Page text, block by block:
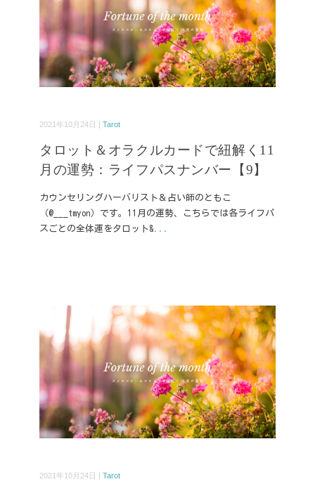
2021年10月24日 | Tarot
タロット＆オラクルカードで紐解く11
月の運勢：ライフパスナンバー【9】
カウンセリングハーバリスト＆占い師のともこ
（@___tmyon）です。11月の運勢、こちらでは各ライフパ
スごとの全体運をタロット&...
2021年10月24日 | Tarot